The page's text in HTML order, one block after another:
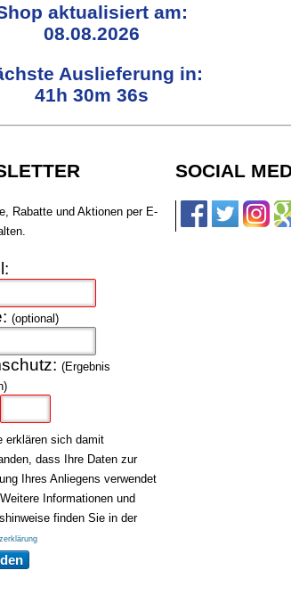
aktualisiert am:
08.08.2026
Auslieferung in:
41h 30m 35s
Rabatte und Aktionen per E-
(optional)
(Ergebnis
erklären sich damit
dass Ihre Daten zur
Ihres Anliegens verwendet
Informationen und
finden Sie in der
SOCIAL